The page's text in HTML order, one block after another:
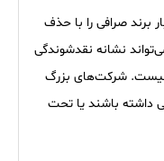
برند صرافی را با حذف
نشانه نقدشوندگی
نیست. شرکت‌های بزرگ
داشته باشند یا تحت